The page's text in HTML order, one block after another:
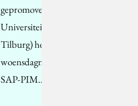
gepromoveerd aan de
Universiteit van
Tilburg) heeft
woensdagmiddag de
SAP-PIM…